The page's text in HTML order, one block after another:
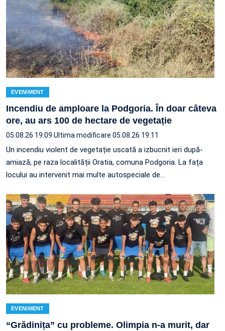
EVENIMENT
Incendiu de amploare la Podgoria. În doar câteva
ore, au ars 100 de hectare de vegetație
05.08.26 19:09 Ultima modificare 05.08.26 19:11
Un incendiu violent de vegetație uscată a izbucnit ieri după-
amiază, pe raza localității Oratia, comuna Podgoria. La fața
locului au intervenit mai multe autospeciale de…
EVENIMENT
“Grădinița” cu probleme. Olimpia n-a murit, dar